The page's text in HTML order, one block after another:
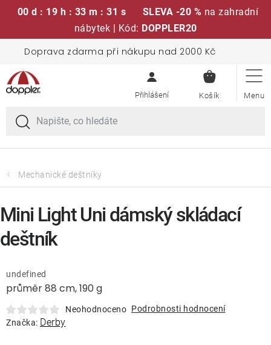
00 d : 19 h : 33 m : 31 s SLEVA -20 % na zahradní
nábytek | Kód: DOPPLER20
obsah
Doprava zdarma při nákupu nad 2000 Kč
KOŠÍK
Sedací soupravy
Slunečníky
Křesla a židle
Lavice a houpačky
Lehátka
Doplňky
Mechanické deštníky
průměr 88 cm, 190 g
undefined
Neohodnoceno Podrobnosti hodnocení
Značka: Derby
Mini Light Uni dámský skládací
deštník